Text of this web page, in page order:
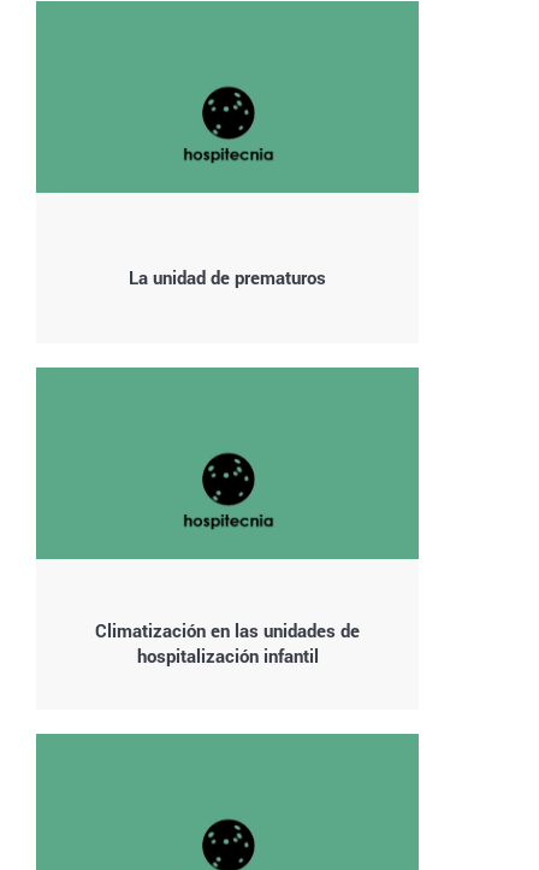
La unidad de prematuros
Climatización en las unidades de
hospitalización infantil